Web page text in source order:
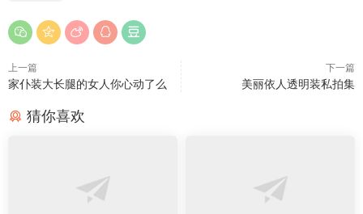
上一篇
家仆装大长腿的女人你心动了么
下一篇
美丽依人透明装私拍集
猜你喜欢